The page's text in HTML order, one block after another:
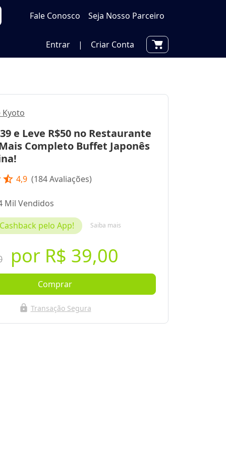
Fale Conosco Seja Nosso Parceiro
Entrar | Criar Conta
Kyoto
e Leve R$50 no Restaurante
Completo Buffet Japonês
star_half 4,9 (184Avaliações)
por R$ 39,00
Mil Vendidos
pelo App! Saiba mais
Comprar
lock Transação Segura